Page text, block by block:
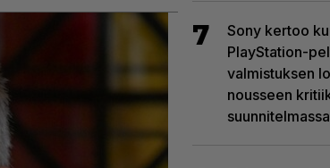
7
Sony kertoo
PlayStation-
valmistuksen
nousseen